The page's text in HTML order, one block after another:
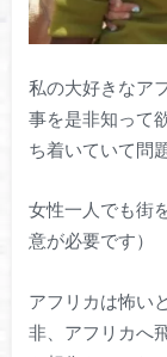
私の大好きなア
事を是非知って
ち着いていて問
女性一人でも街
意が必要です）
アフリカは怖い
非、アフリカへ